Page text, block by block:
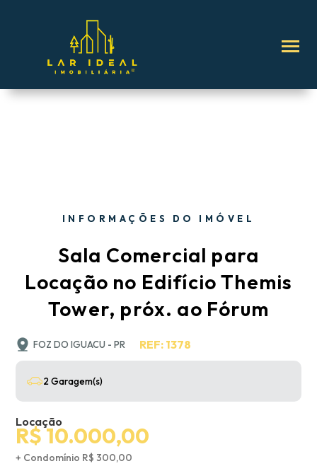
INFORMAÇÕES DO IMÓVEL
Sala Comercial para
Locação no Edifício Themis
Tower, próx. ao Fórum
FOZ DO IGUACU - PR REF: 1378
2 Garagem(s)
Locação
R$ 10.000,00
+ Condomínio R$ 300,00